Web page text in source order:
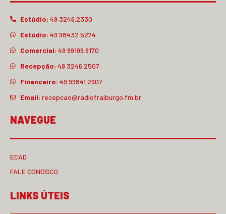
Estúdio: 49 3246.2330
Estúdio: 49 98432.5274
Comercial: 49 99199.9170
Recepção: 49 3246.2507
Financeiro: 49 99841.2907
Email: recepcao@radiofraiburgo.fm.br
NAVEGUE
ECAD
FALE CONOSCO
LINKS ÚTEIS